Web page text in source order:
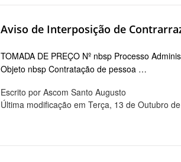
Aviso de Interposição de
TOMADA DE PREÇO Nº nbsp Processo
Objeto nbsp Contratação de pessoa …
Escrito por Ascom Santo Augusto
Última modificação em Terça, 13 de Outubro